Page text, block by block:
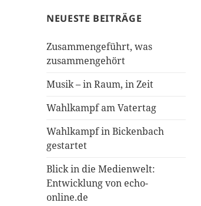
NEUESTE BEITRÄGE
Zusammengeführt, was
zusammengehört
Musik – in Raum, in Zeit
Wahlkampf am Vatertag
Wahlkampf in Bickenbach
gestartet
Blick in die Medienwelt:
Entwicklung von echo-
online.de